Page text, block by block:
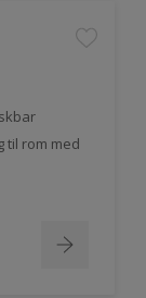
til rom med